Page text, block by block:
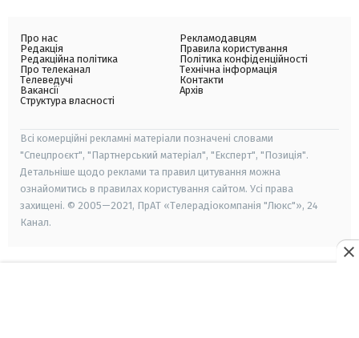
Про нас
Редакція
Редакційна політика
Про телеканал
Телеведучі
Вакансії
Структура власності
Рекламодавцям
Правила користування
Політика конфіденційності
Технічна інформація
Контакти
Архів
Всі комерційні рекламні матеріали позначені словами
"Спецпроєкт", "Партнерський матеріал", "Експерт", "Позиція".
Детальніше щодо реклами та правил цитування можна
ознайомитись в правилах користування сайтом. Усі права
захищені. © 2005—2021, ПрАТ «Телерадіокомпанія "Люкс"», 24
Канал.